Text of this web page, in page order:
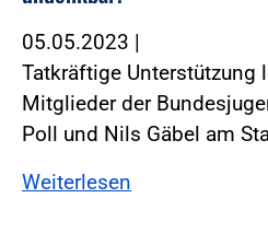
05.05.2023 |
Tatkräftige Unterstützung
Mitglieder der
Poll und Nils Gäbel am
Weiterlesen